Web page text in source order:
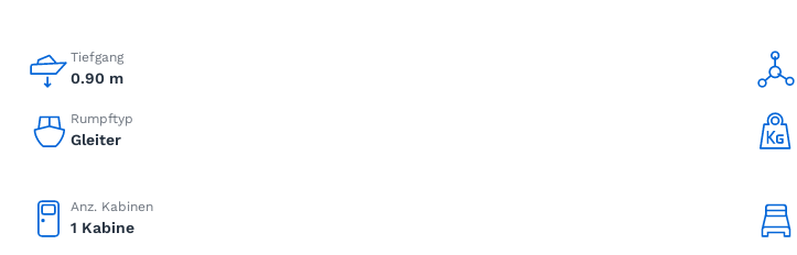
Tiefgang
0.90 m
Rumpftyp
Gleiter
Anz. Kabinen
1 Kabine